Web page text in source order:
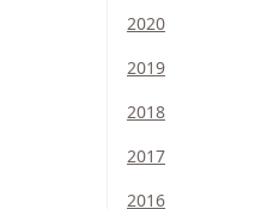
2020
2019
2018
2017
2016